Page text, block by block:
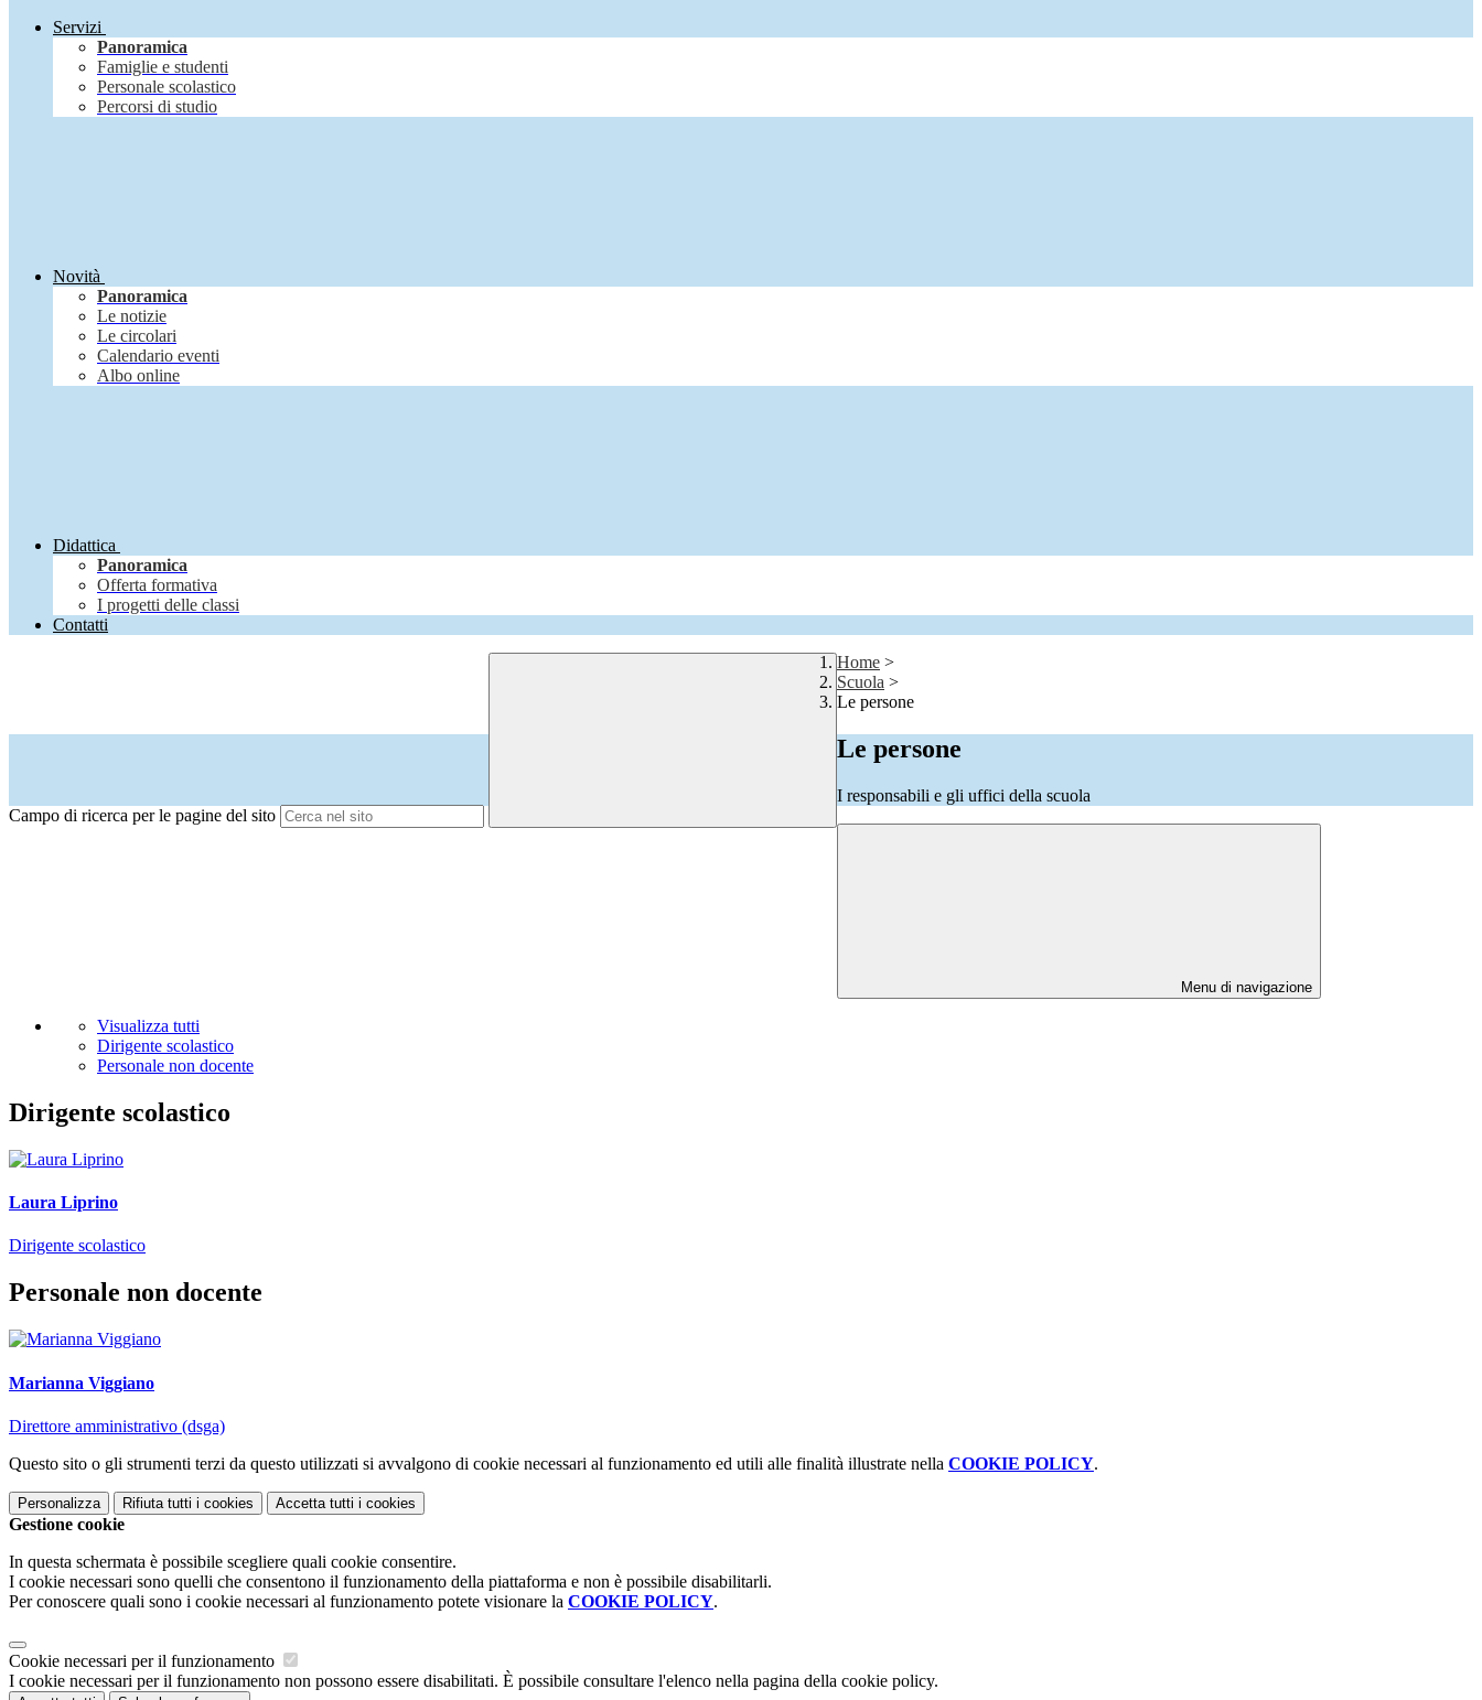
Servizi
Panoramica
Famiglie e studenti
Personale scolastico
Percorsi di studio
Novità
Panoramica
Le notizie
Le circolari
Calendario eventi
Albo online
Didattica
Panoramica
Offerta formativa
I progetti delle classi
Contatti
Campo di ricerca per le pagine del sito
Home >
Scuola >
Le persone
Le persone
I responsabili e gli uffici della scuola
Menu di navigazione
Visualizza tutti
Dirigente scolastico
Personale non docente
Dirigente scolastico
Laura Liprino
Dirigente scolastico
Personale non docente
Marianna Viggiano
Direttore amministrativo (dsga)
Questo sito o gli strumenti terzi da questo utilizzati si avvalgono di cookie necessari al funzionamento ed utili alle finalità illustrate nella COOKIE POLICY.
Personalizza Rifiuta tutti i cookies Accetta tutti i cookies
Gestione cookie
In questa schermata è possibile scegliere quali cookie consentire.
I cookie necessari sono quelli che consentono il funzionamento della piattaforma e non è possibile disabilitarli.
Per conoscere quali sono i cookie necessari al funzionamento potete visionare la COOKIE POLICY.
Cookie necessari per il funzionamento
I cookie necessari per il funzionamento non possono essere disabilitati. È possibile consultare l'elenco nella pagina della cookie policy.